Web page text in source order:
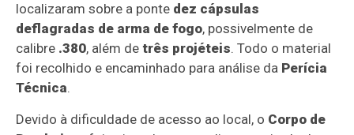
localizaram sobre a ponte dez cápsulas
deflagradas de arma de fogo, possivelmente de
calibre .380, além detrês projéteis. Todo o material
foi recolhido e encaminhado para análise da Perícia
Técnica.
Devido à dificuldade de acesso ao local, o Corpo de